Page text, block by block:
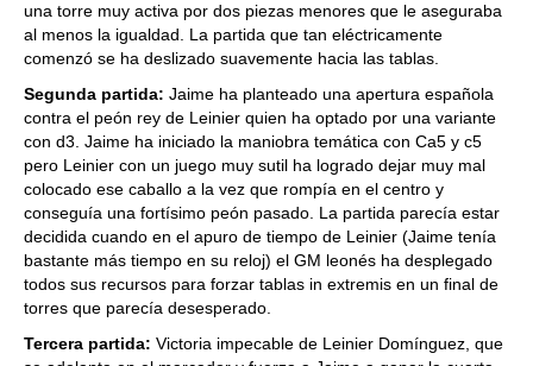
una torre muy activa por dos piezas menores que le aseguraba
al menos la igualdad. La partida que tan eléctricamente
comenzó se ha deslizado suavemente hacia las tablas.
Segunda partida: Jaime ha planteado una apertura española
contra el peón rey de Leinier quien ha optado por una variante
con d3. Jaime ha iniciado la maniobra temática con Ca5 y c5
pero Leinier con un juego muy sutil ha logrado dejar muy mal
colocado ese caballo a la vez que rompía en el centro y
conseguía una fortísimo peón pasado. La partida parecía estar
decidida cuando en el apuro de tiempo de Leinier (Jaime tenía
bastante más tiempo en su reloj) el GM leonés ha desplegado
todos sus recursos para forzar tablas in extremis en un final de
torres que parecía desesperado.
Tercera partida: Victoria impecable de Leinier Domínguez, que